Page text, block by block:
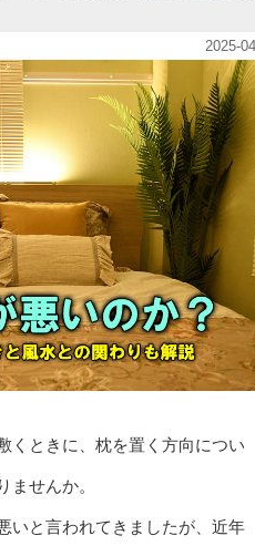
2025-
くときに、枕を置く方向につい
ませんか。
いと言われてきましたが、近年